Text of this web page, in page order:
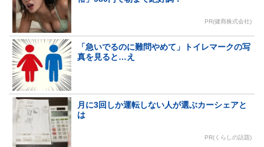
PR(健商株式会社)
「急いでるのに難問やめて」トイレマークの写
真を見ると…え
月に3回しか運転しない人が選ぶカーシェアと
は
PR(くらしの話題)